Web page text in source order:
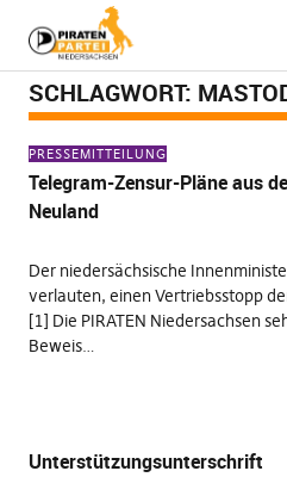
SCHLAGWORT:
PRESSEMITTEILUNG
Telegram-Zensur-Pläne aus
Neuland
Der niedersächsische
verlauten, einen Vertriebsstopp
[1] Die PIRATEN Niedersachsen
Beweis…
Unterstützungsunterschrift